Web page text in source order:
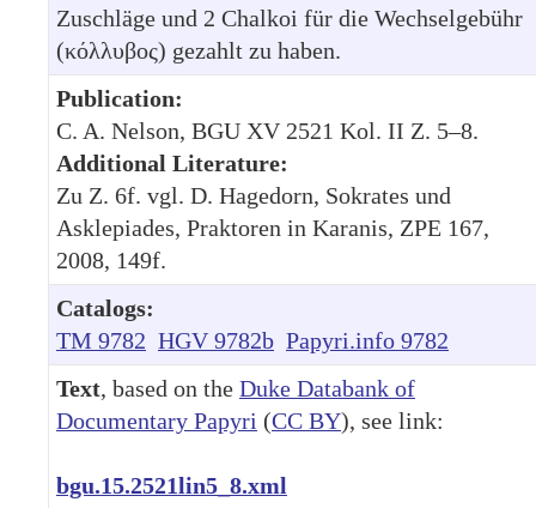
Zuschläge und 2 Chalkoi für die Wechselgebühr
(κόλλυβος) gezahlt zu haben.
Publication:
C. A. Nelson, BGU XV 2521 Kol. II Z. 5–8.
Additional Literature:
Zu Z. 6f. vgl. D. Hagedorn, Sokrates und
Asklepiades, Praktoren in Karanis, ZPE 167,
2008, 149f.
Catalogs:
TM 9782 HGV 9782b Papyri.info 9782
Text, based on the Duke Databank of
Documentary Papyri (CC BY), see link:
bgu.15.2521lin5_8.xml